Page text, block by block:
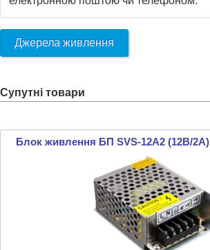
Джерела живлення
Супутні товари
Блок живлення БП SVS-12A2 (12В/2А)